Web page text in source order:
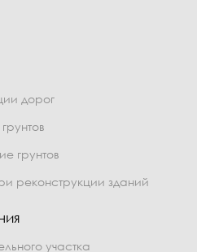
дорог
грунтов
реконструкции зданий
участка